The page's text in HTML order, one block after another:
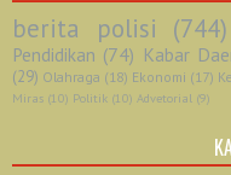
berita polisi (744)
Pendidikan (74) Kabar
(29) Olahraga (18) Ekonomi (17)
Miras (10) Politik (10) Advetorial (9)